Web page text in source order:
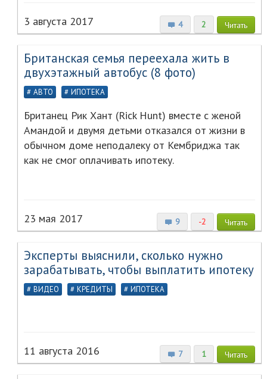
4 2 Читать
3 августа 2017
Британская семья переехала жить в
двухэтажный автобус (8 фото)
АВТО ИПОТЕКА
Британец Рик Хант (Rick Hunt) вместе с женой
Амандой и двумя детьми отказался от жизни в
обычном доме неподалеку от Кембриджа так
как не смог оплачивать ипотеку.
9 -2 Читать
23 мая 2017
Эксперты выяснили, сколько нужно
зарабатывать, чтобы выплатить ипотеку
ВИДЕО КРЕДИТЫ ИПОТЕКА
7 1 Читать
11 августа 2016